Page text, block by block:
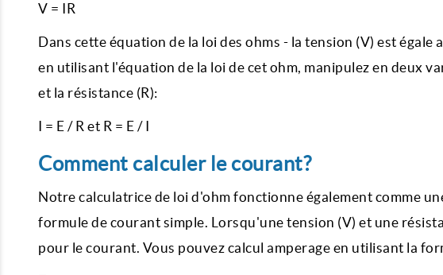
V = IR
Dans cette équation de la loi des ohms - la tension (V) est
en utilisant l'équation de la loi de cet ohm, manipulez en deux
et la résistance (R):
I = E / R et R = E / I
Comment calculer le courant?
Notre calculatrice de loi d'ohm fonctionne également comme
formule de courant simple. Lorsqu'une tension (V) et une
pour le courant. Vous pouvez calcul amperage en utilisant la